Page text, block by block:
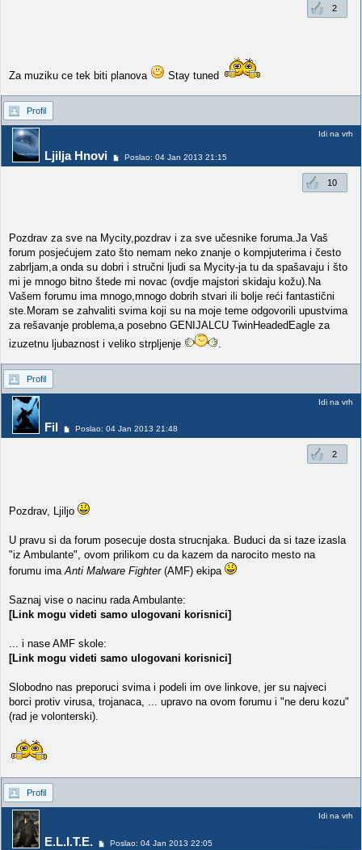
2
Za muziku ce tek biti planova Stay tuned
Profil
Ljilja Hnovi Poslao: 04 Jan 2013 21:15
Idi na vrh
10
Pozdrav za sve na Mycity,pozdrav i za sve učesnike foruma.Ja Vaš
forum posjećujem zato što nemam neko znanje o kompjuterima i često
zabrljam,a onda su dobri i stručni ljudi sa Mycity-ja tu da spašavaju i što
mi je mnogo bitno štede mi novac (ovdje majstori skidaju kožu).Na
Vašem forumu ima mnogo,mnogo dobrih stvari ili bolje reći fantastični
ste.Moram se zahvaliti svima koji su na moje teme odgovorili upustvima
za rešavanje problema,a posebno GENIJALCU TwinHeadedEagle za
izuzetnu ljubaznost i veliko strpljenje
.
Profil
Fil Poslao: 04 Jan 2013 21:48
Idi na vrh
2
Pozdrav, Ljiljo
U pravu si da forum posecuje dosta strucnjaka. Buduci da si taze izasla
"iz Ambulante", ovom prilikom cu da kazem da narocito mesto na
forumu imaAnti Malware Fighter(AMF) ekipa
Saznaj vise o nacinu rada Ambulante:
[Link mogu videti samo ulogovani korisnici]
... i nase AMF skole:
[Link mogu videti samo ulogovani korisnici]
Slobodno nas preporuci svima i podeli im ove linkove, jer su najveci
borci protiv virusa, trojanaca, ... upravo na ovom forumu i "ne deru kozu"
(rad je volonterski).
Profil
E.L.I.T.E. Poslao: 04 Jan 2013 22:05
Idi na vrh